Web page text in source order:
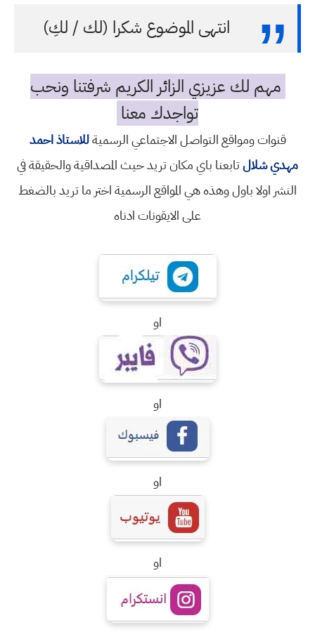
انتهى الموضوع شكرا (لك / لكِ)
مهم لك عزيزي الزائر الكريم شرفتنا ونحب
تواجدك معنا
قنوات ومواقع التواصل الاجتماعي الرسميةللاستاذ احمد
مهدي شلالتابعنا باي مكان تريد حيث المصداقية والحقيقة في
النشر اولا باول وهذه هي المواقع الرسمية اختر ما تريد بالضغط
على الايقونات ادناه
او
او
او
او